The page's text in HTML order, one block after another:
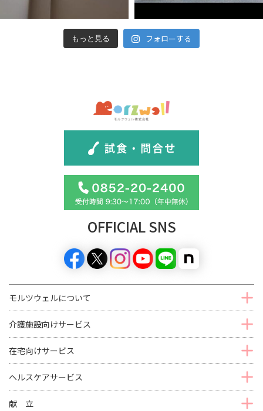
もっと見る フォローする
OFFICIAL SNS
モルツウェルについて
介護施設向けサービス
在宅向けサービス
ヘルスケアサービス
献 立